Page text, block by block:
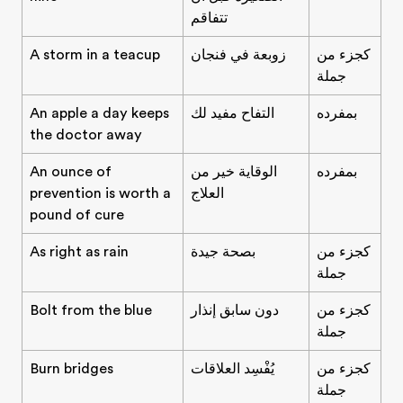
تتفاقم
A storm in a teacup زوبعة في فنجان
كجزء من
جملة
An apple a day keeps
the doctor away
التفاح مفيد لك بمفرده
An ounce of
prevention is worth a
pound of cure
الوقاية خير من
العلاج
بمفرده
As right as rain بصحة جيدة
كجزء من
جملة
Bolt from the blue دون سابق إنذار
كجزء من
جملة
Burn bridges يُفْسِد العلاقات
كجزء من
جملة